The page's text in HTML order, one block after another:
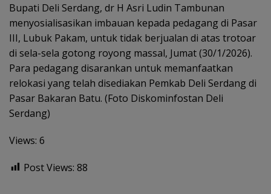
Bupati Deli Serdang, dr H Asri Ludin Tambunan
menyosialisasikan imbauan kepada pedagang di Pasar
III, Lubuk Pakam, untuk tidak berjualan di atas trotoar
di sela-sela gotong royong massal, Jumat (30/1/2026).
Para pedagang disarankan untuk memanfaatkan
relokasi yang telah disediakan Pemkab Deli Serdang di
Pasar Bakaran Batu. (Foto Diskominfostan Deli
Serdang)
Views: 6
Post Views: 88